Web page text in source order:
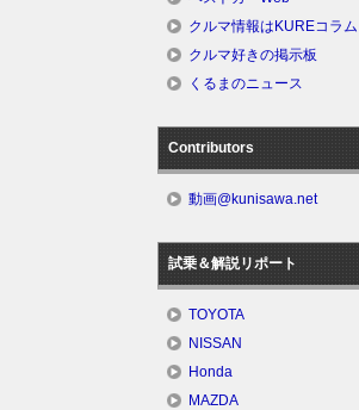
クルマ情報はKUREコラム
クルマ好きの掲示板
くるまのニュース
Contributors
動画@kunisawa.net
試乗＆解説リポート
TOYOTA
NISSAN
Honda
MAZDA